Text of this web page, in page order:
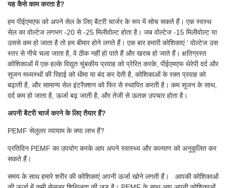
यह कैसे काम करता है?
हम पीईएमएफ को अपने सेल के लिए बैटरी चार्जर के रूप में सोच सकते हैं। एक स्वस्थ
सेल का वोल्टेज लगभग -20 से -25 मिलीवोल्ट होता है। जब वोल्टेज -15 मिलीवोल्ट या
उससे कम हो जाता है तो हम बीमार होने लगते हैं। एक बार हमारी कोशिकाएं ’ वोल्टेज उस
स्तर से नीचे चला जाता है, वे ठीक नहीं हो पाते हैं और खराब हो जाते हैं। क्षतिग्रस्त
कोशिकाओं में एक हल्के विद्युत चुंबकीय प्रवाह को प्रेरित करके, पीईएमएफ थेरेपी दर्द और
सूजन मध्यस्थों की रिहाई को धीमा या बंद कर देती है, कोशिकाओं के रक्त प्रवाह को
बढ़ाती है, और सामान्य सेल इंटरैक्शन को फिर से स्थापित करती है। कम सूजन के साथ,
दर्द कम हो जाता है, ऊर्जा बढ़ जाती है, और तेजी से ऊतक उपचार होता है।
अपनी बैटरी चार्ज करने के लिए तैयार हैं?
PEMF सेलुलर व्यायाम के क्या लाभ हैं?
प्रतिदिन PEMF का उपयोग करके आप अपने स्वास्थ्य और कल्याण को अनुकूलित कर
सकते हैं।
समय के साथ हमारे शरीर की कोशिकाएं अपनी ऊर्जा खोने लगती हैं। आपकी कोशिकाओं